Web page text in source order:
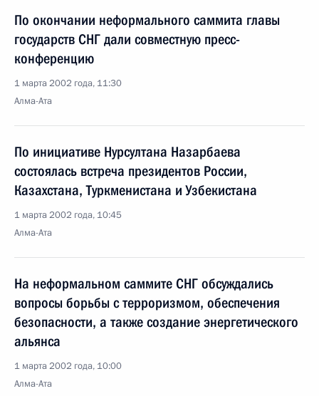
По окончании неформального саммита главы
государств СНГ дали совместную пресс-
конференцию
1 марта 2002 года, 11:30
Алма-Ата
По инициативе Нурсултана Назарбаева
состоялась встреча президентов России,
Казахстана, Туркменистана и Узбекистана
1 марта 2002 года, 10:45
Алма-Ата
На неформальном саммите СНГ обсуждались
вопросы борьбы с терроризмом, обеспечения
безопасности, а также создание энергетического
альянса
1 марта 2002 года, 10:00
Алма-Ата